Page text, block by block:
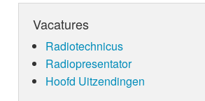
Vacatures
Radiotechnicus
Radiopresentator
Hoofd Uitzendingen